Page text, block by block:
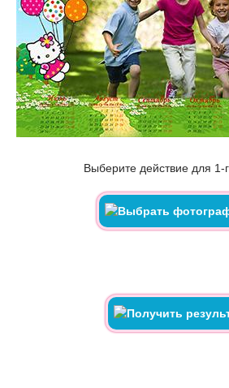
Выберите действие для 1-